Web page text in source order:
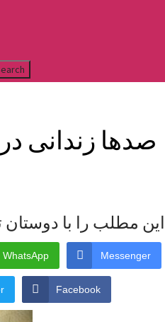
صدها زندانی
این مطلب را با
WhatsApp Messenger
Facebook